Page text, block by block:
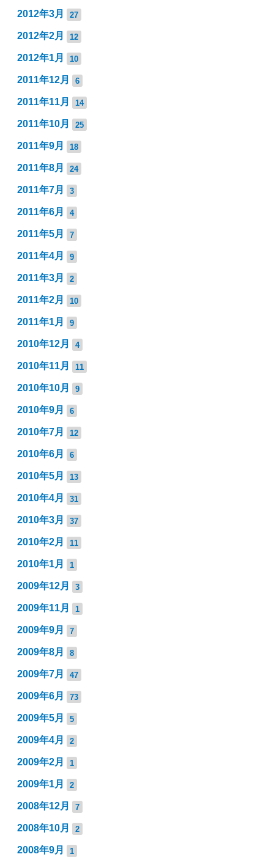
2012年3月 27
2012年2月 12
2012年1月 10
2011年12月 6
2011年11月 14
2011年10月 25
2011年9月 18
2011年8月 24
2011年7月 3
2011年6月 4
2011年5月 7
2011年4月 9
2011年3月 2
2011年2月 10
2011年1月 9
2010年12月 4
2010年11月 11
2010年10月 9
2010年9月 6
2010年7月 12
2010年6月 6
2010年5月 13
2010年4月 31
2010年3月 37
2010年2月 11
2010年1月 1
2009年12月 3
2009年11月 1
2009年9月 7
2009年8月 8
2009年7月 47
2009年6月 73
2009年5月 5
2009年4月 2
2009年2月 1
2009年1月 2
2008年12月 7
2008年10月 2
2008年9月 1